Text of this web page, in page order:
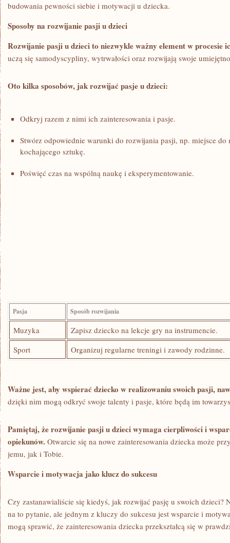
budowania pewności ⁣siebie i motywacji u dziecka.
Sposoby na rozwijanie ⁢pasji ‍u dzieci
Rozwijanie pasji u dzieci to niezwykle ważny element w procesie
uczą ⁢się samodyscypliny,⁢ wytrwałości oraz rozwijają swoje
Oto kilka sposobów, jak ‌rozwijać⁤ pasje u dzieci:
Odkryj ‌razem z‌ nimi ‍ich zainteresowania i pasje.
Stwórz odpowiednie warunki do rozwijania pasji, np.⁣ miejsce do
‌kochającego sztukę.
Poświęć czas na wspólną ​naukę i​ eksperymentowanie.
Pasja Sposób rozwijania
Muzyka
Zapisz dziecko na⁢ lekcje ‍gry na instrumencie.
Sport
Organizuj regularne treningi i zawody rodzinne.
Ważne jest, ‌aby wspierać ​dziecko ⁤w⁣ realizowaniu ‌swoich pasji,
dzięki nim mogą ​odkryć swoje ‌talenty i pasje, ‍które⁤ będą im
Pamiętaj, że ​rozwijanie ​pasji ‍u‌ dzieci wymaga cierpliwości i
opiekunów. ​Otwarcie ⁢się na ⁢nowe zainteresowania dziecka może
jemu, ⁢jak ‌i⁣ Tobie.
Wsparcie i motywacja jako klucz⁣ do ⁤sukcesu
Czy zastanawialiście się ⁢kiedyś, jak⁤ rozwijać pasję u ‌swoich dzieci?
na⁢ to pytanie, ale jednym z kluczy ⁤do sukcesu jest wsparcie ⁣i
mogą ‍sprawić, ​że zainteresowania dziecka przekształcą się w